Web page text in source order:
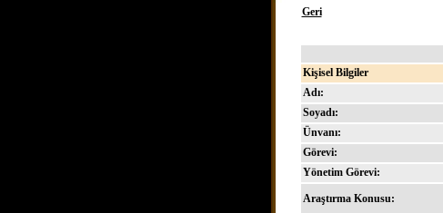
Geri
Kişisel Bilgiler
Adı:
Soyadı:
Ünvanı:
Görevi:
Yönetim Görevi:
Araştırma Konusu: